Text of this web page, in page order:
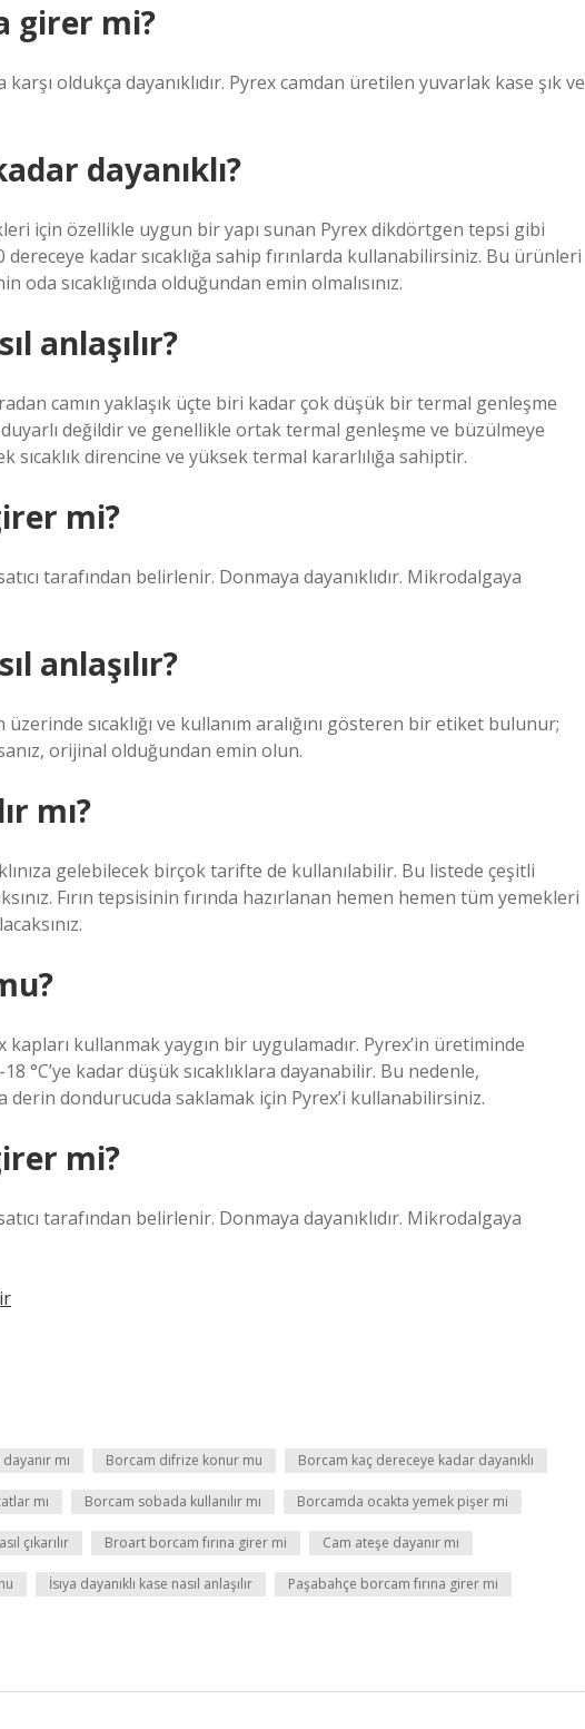
girer mi?
oldukça dayanıklıdır. Pyrex camdan üretilen yuvarlak kase şık ve
dayanıklı?
için özellikle uygun bir yapı sunan Pyrex dikdörtgen tepsi gibi
kadar sıcaklığa sahip fırınlarda kullanabilirsiniz. Bu ürünleri
oda sıcaklığında olduğundan emin olmalısınız.
anlaşılır?
camın yaklaşık üçte biri kadar çok düşük bir termal genleşme
duyarlı değildir ve genellikle ortak termal genleşme ve büzülmeye
direncine ve yüksek termal kararlılığa sahiptir.
mi?
tarafından belirlenir. Donmaya dayanıklıdır. Mikrodalgaya
anlaşılır?
üzerinde sıcaklığı ve kullanım aralığını gösteren bir etiket bulunur;
orijinal olduğundan emin olun.
mı?
gelebilecek birçok tarifte de kullanılabilir. Bu listede çeşitli
Fırın tepsisinin fırında hazırlanan hemen hemen tüm yemekleri
kullanmak yaygın bir uygulamadır. Pyrex’in üretiminde
°C’ye kadar düşük sıcaklıklara dayanabilir. Bu nedenle,
derin dondurucuda saklamak için Pyrex’i kullanabilirsiniz.
mi?
tarafından belirlenir. Donmaya dayanıklıdır. Mikrodalgaya
mı Borcam difrize konur mu Borcam kaç dereceye kadar dayanıklı
mı Borcam sobada kullanılır mı Borcamda ocakta yemek pişer mi
çıkarılır Broart borcam fırına girer mi Cam ateşe dayanır mı
İsıya dayanıklı kase nasıl anlaşılır Paşabahçe borcam fırına girer mi